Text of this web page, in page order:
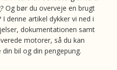
Og bør du overveje en brugt
denne artikel dykker vi ned i
dokumentationen samt
motorer, så du kan
bil og din pengepung.